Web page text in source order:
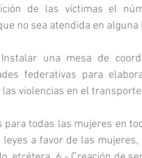
de las víctimas el
no sea atendida en alguna
una mesa de
federativas para
violencias en el
para todas las mujeres en
a favor de las